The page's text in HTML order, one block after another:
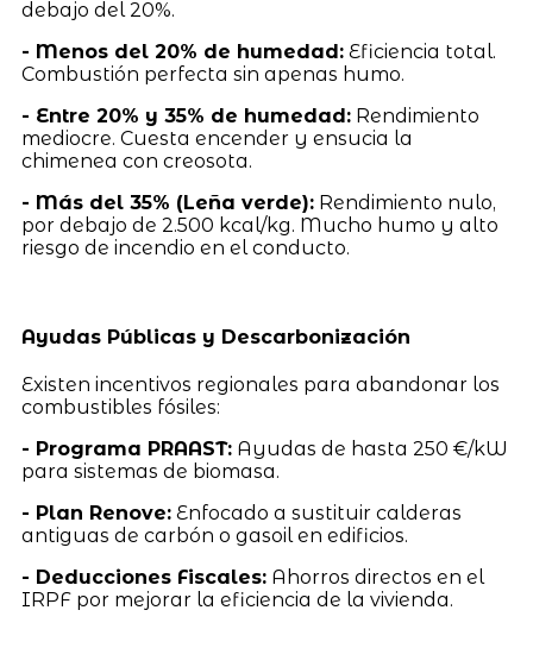
debajo del 20%.
- Menos del 20% de humedad:Eficiencia total.
Combustión perfecta sin apenas humo.
- Entre 20% y 35% de humedad:Rendimiento
mediocre. Cuesta encender y ensucia la
chimenea con creosota.
- Más del 35% (Leña verde):Rendimiento nulo,
por debajo de 2.500 kcal/kg. Mucho humo y alto
riesgo de incendio en el conducto.
Ayudas Públicas y Descarbonización
Existen incentivos regionales para abandonar los
combustibles fósiles:
- Programa PRAAST:Ayudas de hasta 250 €/kW
para sistemas de biomasa.
- Plan Renove:Enfocado a sustituir calderas
antiguas de carbón o gasoil en edificios.
- Deducciones Fiscales:Ahorros directos en el
IRPF por mejorar la eficiencia de la vivienda.